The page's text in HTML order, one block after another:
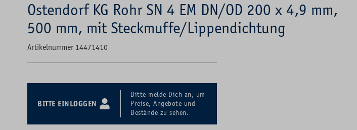
Ostendorf KG Rohr SN 4 EM DN/OD 200 x 4,9 mm,
500 mm, mit Steckmuffe/Lippendichtung
Artikelnummer 14471410
BITTE EINLOGGEN
Bitte melde Dich an, um
Preise, Angebote und
Bestände zu sehen.